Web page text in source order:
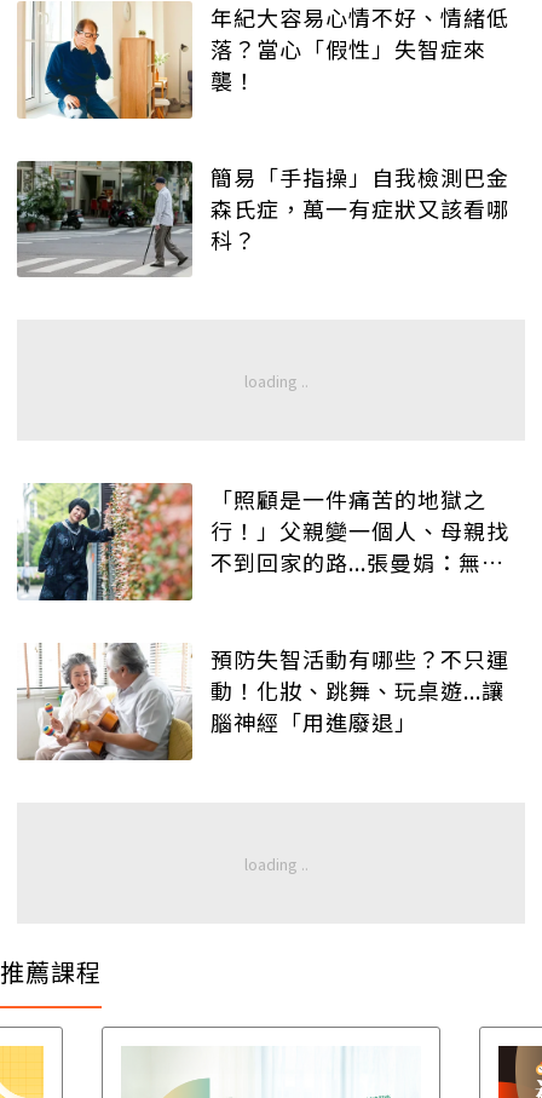
年紀大容易心情不好、情緒低
落？當心「假性」失智症來
襲！
簡易「手指操」自我檢測巴金
森氏症，萬一有症狀又該看哪
科？
「照顧是一件痛苦的地獄之
行！」父親變一個人、母親找
不到回家的路...張曼娟：無力
預防失智活動有哪些？不只運
動！化妝、跳舞、玩桌遊...讓
腦神經「用進廢退」
推薦課程